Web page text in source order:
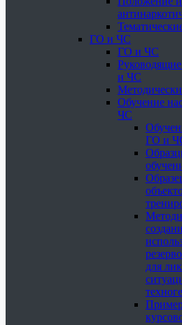
ГО и ЧС
ГО и ЧС
и ЧС
Обучение
ЧС
ГО и
для